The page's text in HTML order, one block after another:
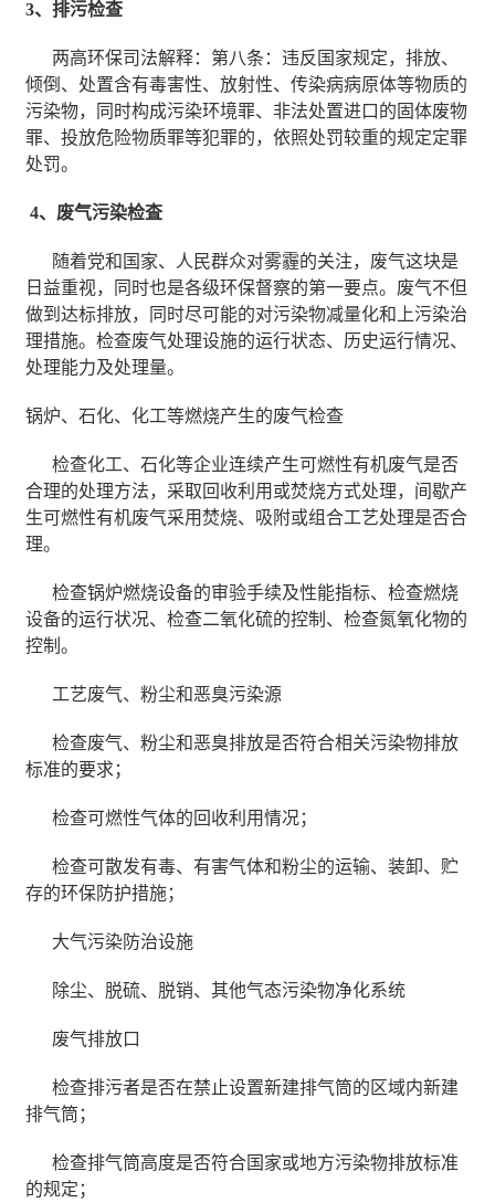
3、排污检查
两高环保司法解释：第八条：违反国家规定，排放、
倾倒、处置含有毒害性、放射性、传染病病原体等物质的
污染物，同时构成污染环境罪、非法处置进口的固体废物
罪、投放危险物质罪等犯罪的，依照处罚较重的规定定罪
处罚。
4、废气污染检査
随着党和国家、人民群众对雾霾的关注，废气这块是
日益重视，同时也是各级环保督察的第一要点。废气不但
做到达标排放，同时尽可能的对污染物减量化和上污染治
理措施。检查废气处理设施的运行状态、历史运行情况、
处理能力及处理量。
锅炉、石化、化工等燃烧产生的废气检查
检查化工、石化等企业连续产生可燃性有机废气是否
合理的处理方法，采取回收利用或焚烧方式处理，间歇产
生可燃性有机废气采用焚烧、吸附或组合工艺处理是否合
理。
检查锅炉燃烧设备的审验手续及性能指标、检查燃烧
设备的运行状况、检查二氧化硫的控制、检查氮氧化物的
控制。
工艺废气、粉尘和恶臭污染源
检查废气、粉尘和恶臭排放是否符合相关污染物排放
标准的要求；
检查可燃性气体的回收利用情况；
检查可散发有毒、有害气体和粉尘的运输、装卸、贮
存的环保防护措施；
大气污染防治设施
除尘、脱硫、脱销、其他气态污染物净化系统
废气排放口
检查排污者是否在禁止设置新建排气筒的区域内新建
排气筒；
检查排气筒高度是否符合国家或地方污染物排放标准
的规定；